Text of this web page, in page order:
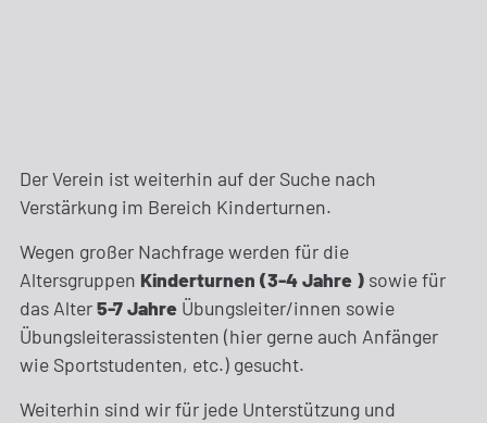
Der Verein ist weiterhin auf der Suche nach
Verstärkung im Bereich Kinderturnen.
Wegen großer Nachfrage werden für die
Altersgruppen Kinderturnen (3-4 Jahre )sowie für
das Alter5-7 JahreÜbungsleiter/innen sowie
Übungsleiterassistenten (hier gerne auch Anfänger
wie Sportstudenten, etc.) gesucht.
Weiterhin sind wir für jede Unterstützung und